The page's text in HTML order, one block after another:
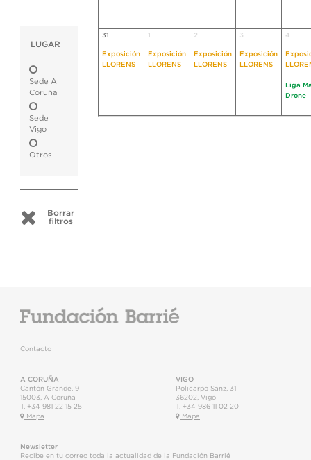
LUGAR
Sede A
Coruña
Sede
Vigo
Otros
Borrar
filtros
31
Exposición
LLORENS
Exposición
LLORENS
2
Exposición
LLORENS
3
Exposición
LLORENS
4
Liga
Drone
Contacto
A CORUÑA
Cantón Grande, 9
15003
A Coruña
T. +34 981 22 15 25
Mapa
VIGO
Policarpo Sanz, 31
36202 Vigo
T. +34 986 11 02 20
Mapa
Newsletter
Recibe en tu correo toda la actualidad de la Fundación Barrié